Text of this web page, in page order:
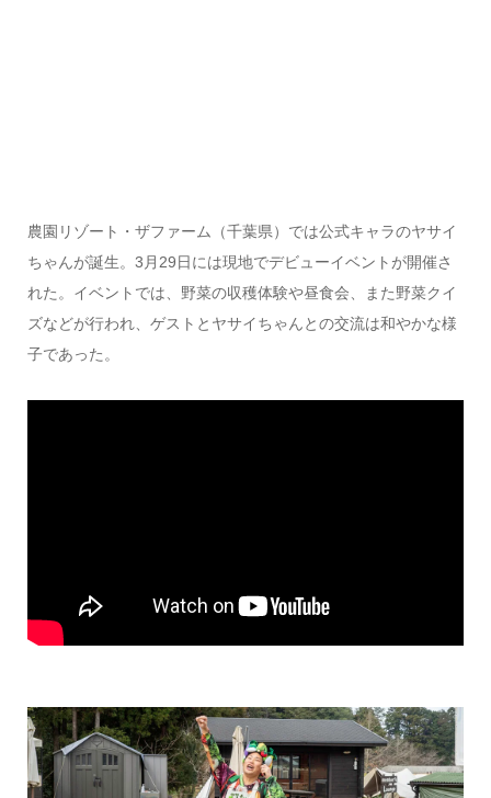
農園リゾート・ザファーム（千葉県）では公式キャラのヤサイ
ちゃんが誕生。3月29日には現地でデビューイベントが開催さ
れた。イベントでは、野菜の収穫体験や昼食会、また野菜クイ
ズなどが行われ、ゲストとヤサイちゃんとの交流は和やかな様
子であった。